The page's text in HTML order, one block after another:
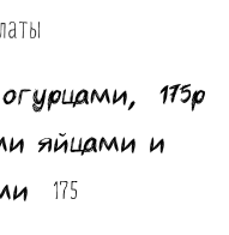
175р
яйцами и
175